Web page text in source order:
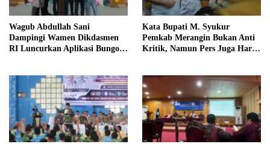
Wagub Abdullah Sani
Dampingi Wamen Dikdasmen
RI Luncurkan Aplikasi Bungo
Kata Bupati M. Syukur
Pemkab Merangin Bukan Anti
Kritik, Namun Pers Juga Harus